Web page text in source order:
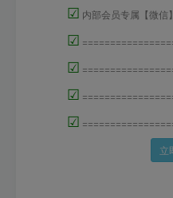
☑ 内部会员专属【微信
☑
☑
☑
☑
立